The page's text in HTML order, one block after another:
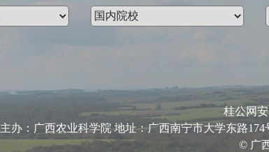
桂公网安
主办：广西农业科学院 地址：广西南宁市大学东路174
© 广